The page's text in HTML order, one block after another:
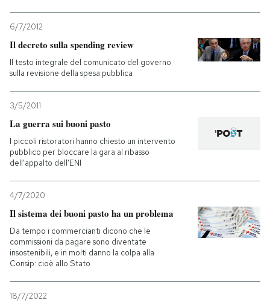
6/7/2012
Il decreto sulla spending review
Il testo integrale del comunicato del governo
sulla revisione della spesa pubblica
3/5/2011
La guerra sui buoni pasto
I piccoli ristoratori hanno chiesto un intervento
pubblico per bloccare la gara al ribasso
dell'appalto dell'ENI
4/7/2020
Il sistema dei buoni pasto ha un problema
Da tempo i commercianti dicono che le
commissioni da pagare sono diventate
insostenibili, e in molti danno la colpa alla
Consip: cioè allo Stato
18/7/2022